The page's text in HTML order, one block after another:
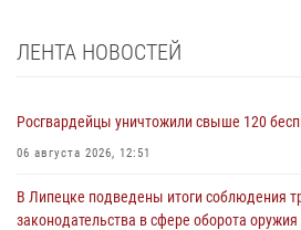
ЛЕНТА НОВОСТЕЙ
Росгвардейцы уничтожили свыше 120
06 августа 2026, 12:51
В Липецке подведены итоги соблюдения
законодательства в сфере оборота